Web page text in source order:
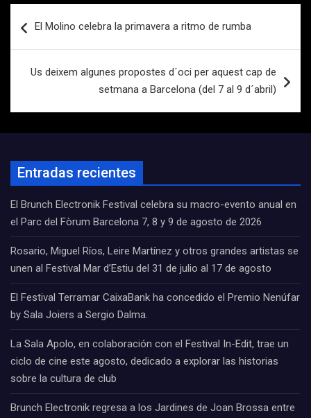
de
El Molino celebra la primavera a ritmo de rumba
Us deixem algunes propostes d´oci per aquest cap de
setmana a Barcelona (del 7 al 9 d´abril)
Entradas recientes
El Brunch Electronik Festival celebra su macro-evento anual en
el Parc del Fòrum Barcelona 7, 8 y 9 de agosto de 2026
Rosario, Miguel Ríos, Leire Martínez y otros grandes artistas se
unen al Festival Mar d’Estiu del 31 de julio al 17 de agosto
El Festival Terramar CaixaBank ha concedido el Premio Nenúfar
by Sala Joiers a Sergio Dalma.
La Sala Apolo, en colaboración con el Festival In-Edit, trae un
ciclo de cine este agosto, dedicado a explorar las historias
sobre la cultura de club
Brunch Electronik regresa a los Jardines de Joan Brossa entre